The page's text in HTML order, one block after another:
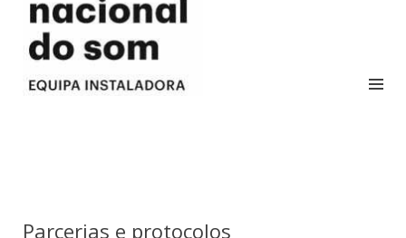
Parcerias e protocolos